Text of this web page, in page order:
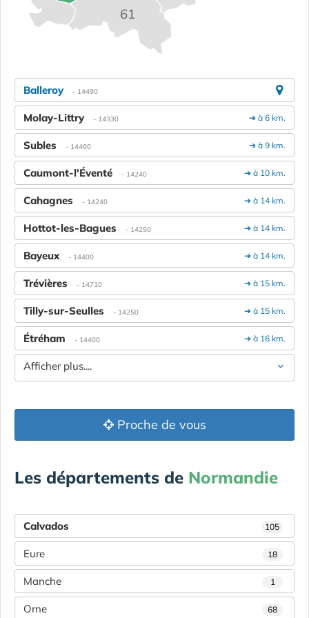
61
Balleroy - 14490
➔ à 6 km.
Molay-Littry - 14330
➔ à 9 km.
Subles - 14400
➔ à 10 km.
Caumont-l'Éventé - 14240
➔ à 14 km.
Cahagnes - 14240
➔ à 14 km.
Hottot-les-Bagues - 14250
➔ à 14 km.
Bayeux - 14400
➔ à 15 km.
Trévières - 14710
➔ à 15 km.
Tilly-sur-Seulles - 14250
➔ à 16 km.
Étréham - 14400
Afficher plus....
Proche de vous
Les départements de Normandie
Calvados 105
Eure 18
Manche 1
Orne 68